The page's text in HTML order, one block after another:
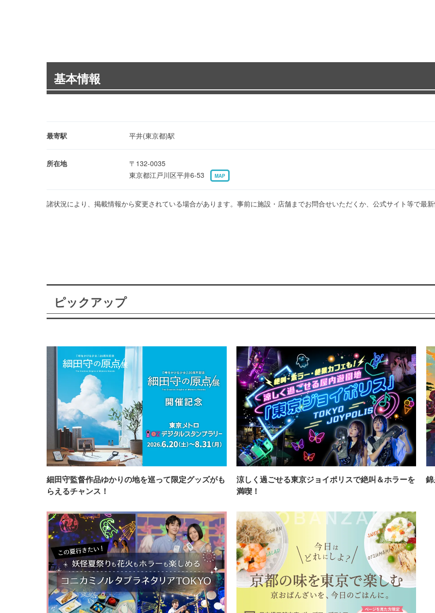
基本情報
最寄駅 平井(東京都)駅
所在地
〒132-0035
東京都江戸川区平井6-53
MAP
諸状況により、掲載情報から変更されている場合があります。事前に施設・店舗までお問合せいただくか、公式サイト等で最
ピックアップ
細田守監督作品ゆかりの地を巡って限定グッズがも
らえるチャンス！
涼しく過ごせる東京ジョイポリスで絶叫＆ホラーを
満喫！